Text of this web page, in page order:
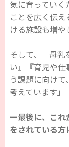
気に育ってい
ことを広く伝
ける施設も増や
そして、『母
い』『育児や
う課題に向け
考えています」
ー最後に、こ
をされている方